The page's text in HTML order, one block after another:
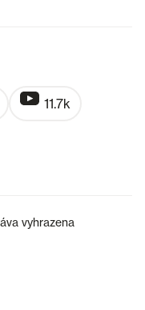
11.7k
vyhrazena